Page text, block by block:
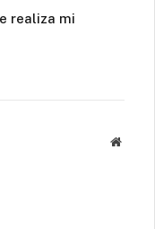
realiza mi
Website